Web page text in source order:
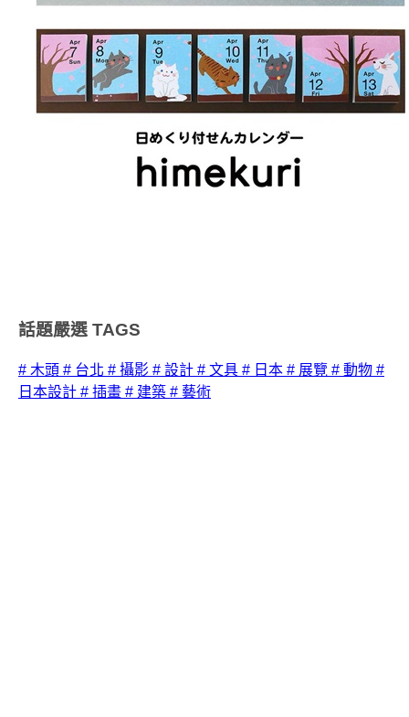
話題嚴選 TAGS
# 木頭 # 台北 # 攝影 # 設計 # 文具 # 日本 # 展覽 # 動物 #
日本設計 # 插畫 # 建築 # 藝術